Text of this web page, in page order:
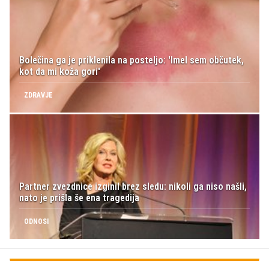
Bolečina ga je priklenila na posteljo: 'Imel sem občutek,
kot da mi koža gori'
ZDRAVJE
Partner zvezdnice izginil brez sledu: nikoli ga niso našli,
nato je prišla še ena tragedija
ODNOSI